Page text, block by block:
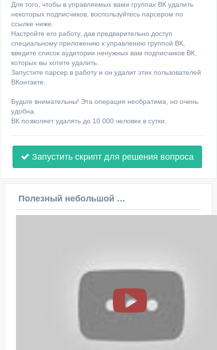
Для того, чтобы в управляемых вами группах ВК удалить
некоторых подписчиков, воспользуйтесь парсером по
ссылке ниже.
Настройте его работу, дав предварительно доступ
специальному приложению к управлению группой ВК,
введите список аудитории ненужных вам подписчиков ВК,
которых вы хотите удалить.
Запустите парсер в работу и он удалит этих пользователей
ВКонтакте.
Будьте внимательны! Эта операция необратима, но очень
удобна.
ВК позволяет удалять до 10 000 человек в сутки.
Запустить скрипт для решения вопроса
Полезный небольшой видеоурок по этой теме